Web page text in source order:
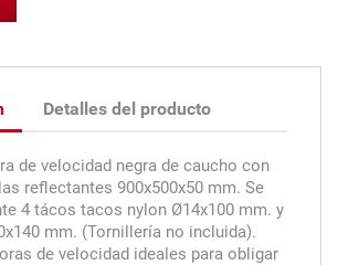
Detalles del producto
de velocidad negra de caucho con
reflectantes 900x500x50 mm. Se
4 tácos tacos nylon Ø14x100 mm. y
mm. (Tornillería no incluida).
de velocidad ideales para obligar